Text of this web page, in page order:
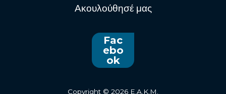
Ακουλούθησέ μας
Fac
ebo
ok
Copyright © 2026 E.A.K.M.